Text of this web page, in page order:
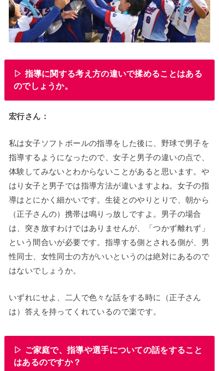
▷ 指導に関する考え方の違いで揉めることはある
のでしょうか。
宏行さん：
私は女子ソフトボールの指導をした後に、野球で男子を
指導するようになったので、女子と男子の違いの点で、
体験してみないとわからないことがあると思います。や
はり女子と男子では指導方法が違いますよね。女子の指
導はとにかく細かいです。生徒とのやりとりで、朝から
（正子さんの）携帯は鳴りっ放しですよ。男子の場合
は、突き放すわけではありませんが、「つかず離れず」
という間合いが必要です。指導する側とされる側が、男
性同士、女性同士の方がいいというのは絶対にあるので
はないでしょうか。
いずれにせよ、二人で色々な話をする時に（正子さん
は）答えを持ってくれているので楽です。
▷ ご家庭で、指導や選手についての話をすること
はあるのですか？